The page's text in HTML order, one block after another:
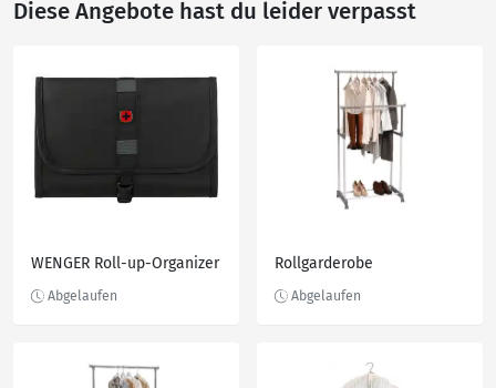
Diese Angebote hast du leider verpasst
WENGER Roll-up-Organizer Rollgarderobe